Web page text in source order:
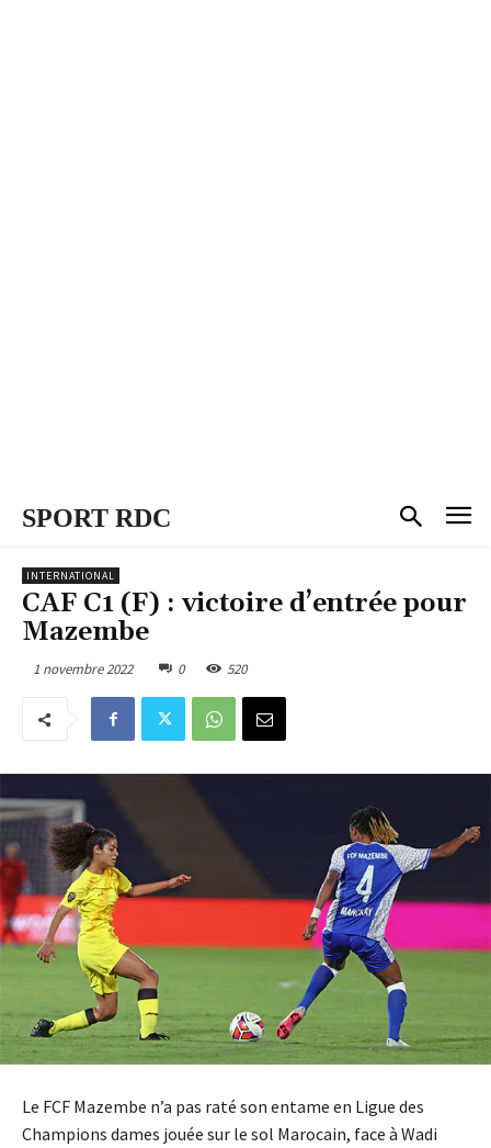
SPORT RDC
INTERNATIONAL
CAF C1 (F) : victoire d’entrée pour
Mazembe
1 novembre 2022 0 520
Le FCF Mazembe n’a pas raté son entame en Ligue des
Champions dames jouée sur le sol Marocain, face à Wadi